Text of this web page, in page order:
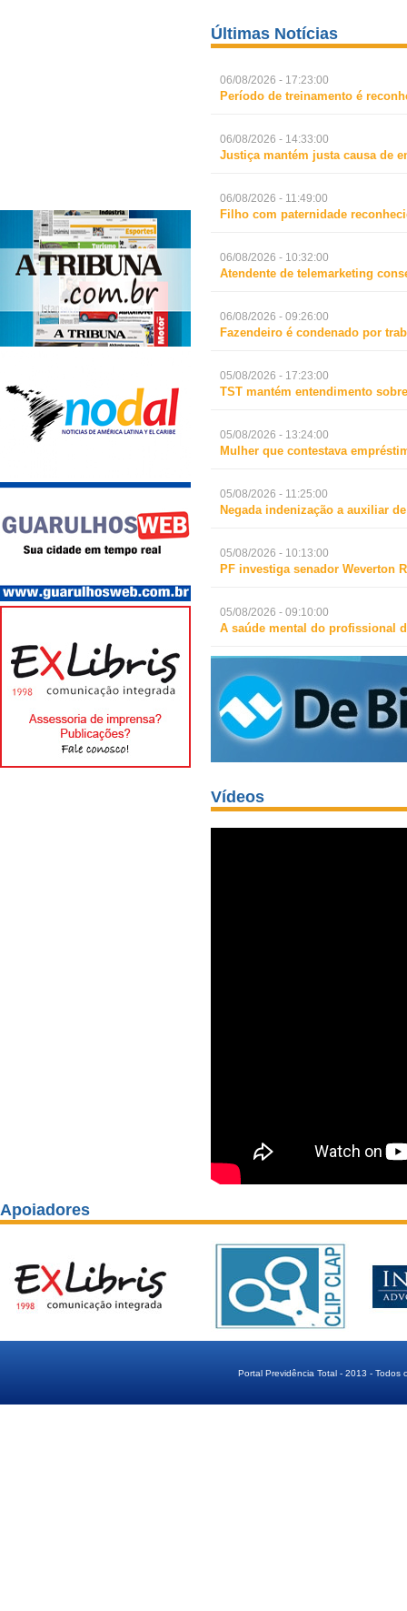
Últimas Notícias
06/08/2026 - 17:23:00
Período de treinamento é
06/08/2026 - 14:33:00
Justiça mantém justa causa de
06/08/2026 - 11:49:00
Filho com paternidade
06/08/2026 - 10:32:00
Atendente de telemarketing
06/08/2026 - 09:26:00
Fazendeiro é condenado por
05/08/2026 - 17:23:00
TST mantém entendimento
05/08/2026 - 13:24:00
Mulher que contestava
05/08/2026 - 11:25:00
Negada indenização a auxiliar
05/08/2026 - 10:13:00
PF investiga senador Weverton
05/08/2026 - 09:10:00
A saúde mental do profissional
Vídeos
Apoiadores
Portal Previdência Total - 2013 - Todos